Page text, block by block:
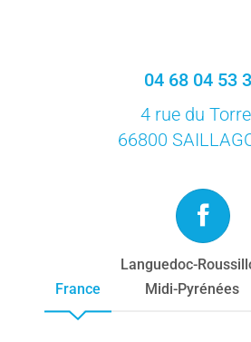
04 68 04 53
4 rue du
66800
France
Languedoc-
Midi-Pyrénées